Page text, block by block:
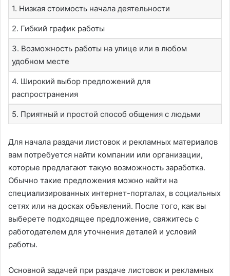
1. Низкая стоимость начала деятельности
2. Гибкий график работы
3. Возможность работы на улице или в любом
удобном месте
4. Широкий выбор предложений для
распространения
5. Приятный и простой способ общения с людьми
Для начала раздачи листовок и рекламных материалов
вам потребуется найти компании или организации,
которые предлагают такую возможность заработка.
Обычно такие предложения можно найти на
специализированных интернет-порталах, в социальных
сетях или на досках объявлений. После того, как вы
выберете подходящее предложение, свяжитесь с
работодателем для уточнения деталей и условий
работы.
Основной задачей при раздаче листовок и рекламных